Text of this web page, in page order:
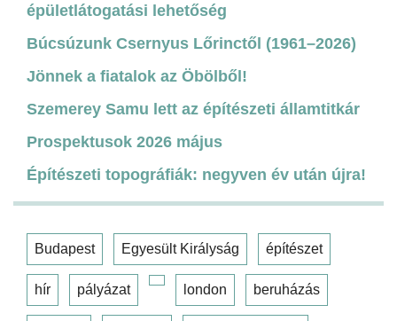
épületlátogatási lehetőség
Búcsúzunk Csernyus Lőrinctől (1961–2026)
Jönnek a fiatalok az Öbölből!
Szemerey Samu lett az építészeti államtitkár
Prospektusok 2026 május
Építészeti topográfiák: negyven év után újra!
Budapest Egyesült Királyság építészet
hír pályázat london beruházás